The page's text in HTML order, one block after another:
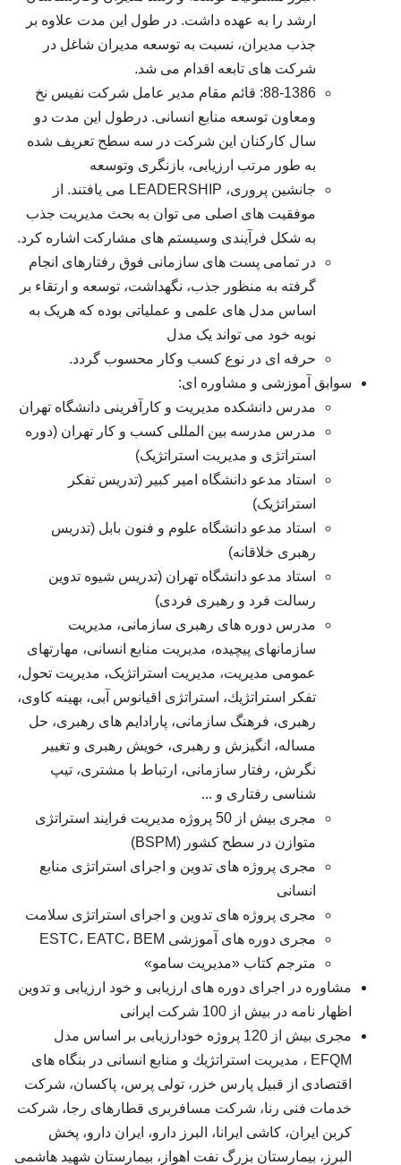
ارشد را به عهده داشت. در طول این مدت علاوه بر
جذب مدیران، نسبت به توسعه مدیران شاغل در
شرکت های تابعه اقدام می شد.
88-1386: قائم مقام مدیر عامل شرکت نفیس نخ
ومعاون توسعه منابع انسانی. درطول این مدت دو
سال کارکنان این شرکت در سه سطح تعریف شده
به طور مرتب ارزیابی، بازنگری وتوسعه
جانشین پروری، LEADERSHIP می یافتند. از
موفقیت های اصلی می توان به بحث مدیریت جذب
به شکل فرآیندی وسیستم های مشارکت اشاره کرد.
در تمامی پست های سازمانی فوق رفتارهای انجام
گرفته به منظور جذب، نگهداشت، توسعه و ارتقاء بر
اساس مدل های علمی و عملیاتی بوده که هریک به
نوبه خود می تواند یک مدل
حرفه ای در نوع کسب وکار محسوب گردد.
سوابق آموزشی و مشاوره ای:
مدرس دانشکده مدیریت و کارآفرینی دانشگاه تهران
مدرس مدرسه بین المللی کسب و کار تهران (دوره
استراتژی و مدیریت استراتژیک)
استاد مدعو دانشگاه امیر کبیر (تدریس تفکر
استراتژیک)
استاد مدعو دانشگاه علوم و فنون بابل (تدریس
رهبری خلاقانه)
استاد مدعو دانشگاه تهران (تدریس شیوه تدوین
رسالت فرد و رهبری فردی)
مدرس دوره های رهبری سازمانی، مدیریت
سازمانهای پیچیده، مدیریت منابع انسانی، مهارتهای
عمومی مدیریت، مدیریت استراتژیک، مدیریت تحول،
تفكر استراتژیك، استراتژی اقیانوس آبی، بهینه کاوی،
رهبری، فرهنگ سازمانی، پارادایم های رهبری، حل
مساله، انگیزش و رهبری، خویش رهبری و تغییر
نگرش، رفتار سازمانی، ارتباط با مشتری، تیپ
شناسی رفتاری و ...
مجری بیش از 50 پروژه مدیریت فرایند استراتژی
متوازن در سطح کشور (BSPM)
مجری پروژه های تدوین و اجرای استراتژی منابع
انسانی
مجری پروژه های تدوین و اجرای استراتژی سلامت
مجری دوره های آموزشی ESTC، EATC، BEM
مترجم کتاب «مدیریت سامو»
مشاوره در اجرای دوره های ارزیابی و خود ارزیابی و تدوین
اظهار نامه در بیش از 100 شركت ایرانی
مجری بیش از 120 پروژه خودارزیابی بر اساس مدل
EFQM ، مدیریت استراتژیك و منابع انسانی در بنگاه های
اقتصادی از قبیل پارس خزر، تولی پرس، پاكسان، شركت
خدمات فنی رنا، شركت مسافربری قطارهای رجا، شركت
كربن ایران، كاشی ایرانا، البرز دارو، ایران دارو، پخش
البرز، بیمارستان بزرگ نفت اهواز، بیمارستان شهید هاشمی